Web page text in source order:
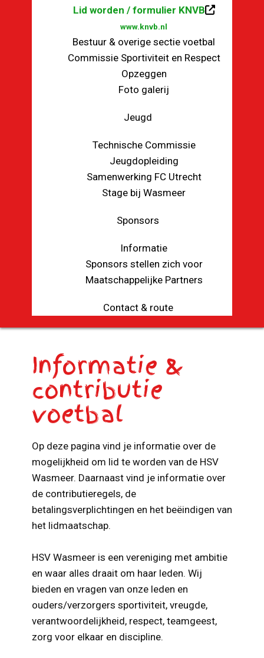
Lid worden / formulier KNVB
www.knvb.nl
Bestuur & overige sectie voetbal
Commissie Sportiviteit en Respect
Opzeggen
Foto galerij
Jeugd
Technische Commissie
Jeugdopleiding
Samenwerking FC Utrecht
Stage bij Wasmeer
Sponsors
Informatie
Sponsors stellen zich voor
Maatschappelijke Partners
Contact & route
Informatie &
contributie
voetbal
Op deze pagina vind je informatie over de
mogelijkheid om lid te worden van de HSV
Wasmeer. Daarnaast vind je informatie over
de contributieregels, de
betalingsverplichtingen en het beëindigen van
het lidmaatschap.
HSV Wasmeer is een vereniging met ambitie
en waar alles draait om haar leden. Wij
bieden en vragen van onze leden en
ouders/verzorgers sportiviteit, vreugde,
verantwoordelijkheid, respect, teamgeest,
zorg voor elkaar en discipline.